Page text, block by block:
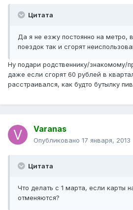
Цитата
Да я не езжу постоянно на метро,
поездок так и сгорят
Ну подари родственнику/знакомому/
даже если сгорят 60 рублей в
расстраивался, как будто бутылку
Varanas
Опубликовано 17 января, 2013
Цитата
Что делать с 1 марта, если карты
отменяются?